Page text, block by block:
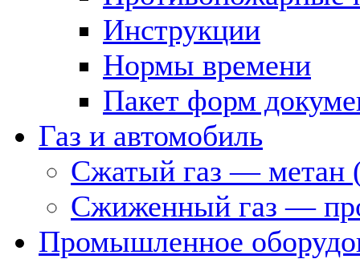
Инструкции
Нормы времени
Пакет форм
Газ и автомобиль
Сжатый газ — метан
Сжиженный газ —
Промышленное